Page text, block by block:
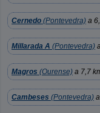
Cernedo (Pontevedra) a
Millarada A (Pontevedra)
Magros (Ourense) a 7,7
Cambeses (Pontevedra)